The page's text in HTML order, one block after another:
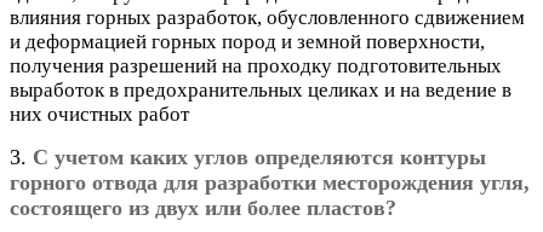
влияния горных разработок, обусловленного сдвижением
и деформацией горных пород и земной поверхности,
получения разрешений на проходку подготовительных
выработок в предохранительных целиках и на ведение в
них очистных работ
3. С учетом каких углов определяются контуры
горного отвода для разработки месторождения угля,
состоящего из двух или более пластов?